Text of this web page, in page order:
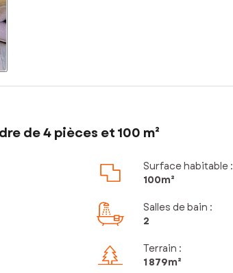
de 4 pièces et 100 m²
Surface habitable :
100m²
Salles de bain :
2
Terrain :
1 879m²